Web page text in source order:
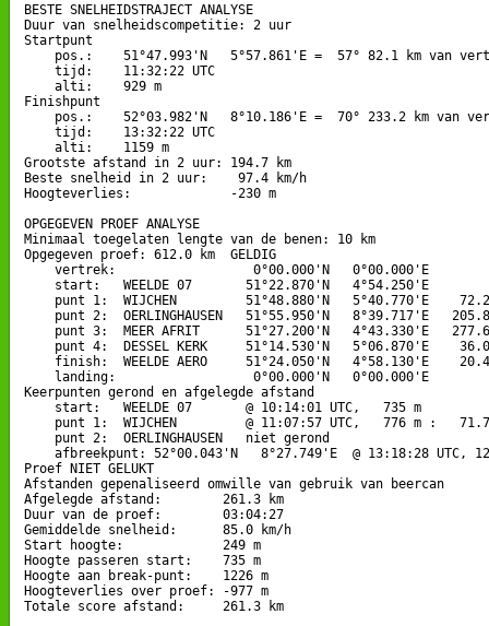
BESTE SNELHEIDSTRAJECT ANALYSE
Duur van snelheidscompetitie: 2 uur
Startpunt
pos.:    51°47.993'N   5°57.861'E =  57° 82.1 km van
    tijd:    11:32:22 UTC
    alti:    929 m
Finishpunt
pos.:    52°03.982'N   8°10.186'E =  70° 233.2 km van
    tijd:    13:32:22 UTC
    alti:    1159 m
Grootste afstand in 2 uur: 194.7 km
Beste snelheid in 2 uur:    97.4 km/h
Hoogteverlies:             -230 m
OPGEGEVEN PROEF ANALYSE
Minimaal toegelaten lengte van de benen: 10 km
Opgegeven proef: 612.0 km  GELDIG
    vertrek:                  0°00.000'N   0°00.000'E
    start:   WEELDE 07       51°22.870'N   4°54.250'E
punt 1:  WIJCHEN         51°48.880'N   5°40.770'E
punt 2:  OERLINGHAUSEN   51°55.950'N   8°39.717'E
punt 3:  MEER AFRIT      51°27.200'N   4°43.330'E
punt 4:  DESSEL KERK     51°14.530'N   5°06.870'E
finish:  WEELDE AERO     51°24.050'N   4°58.130'E
    landing:                  0°00.000'N   0°00.000'E
Keerpunten gerond en afgelegde afstand
    start:   WEELDE 07       @ 10:14:01 UTC,   735 m
punt 1:  WIJCHEN         @ 11:07:57 UTC,   776 m :
    punt 2:  OERLINGHAUSEN   niet gerond
afbreekpunt: 52°00.043'N   8°27.749'E  @ 13:18:28 UTC,
Proef NIET GELUKT
Afstanden gepenaliseerd omwille van gebruik van beercan
Afgelegde afstand:        261.3 km
Duur van de proef:        03:04:27
Gemiddelde snelheid:      85.0 km/h
Start hoogte:             249 m
Hoogte passeren start:    735 m
Hoogte aan break-punt:    1226 m
Hoogteverlies over proef: -977 m
Totale score afstand:     261.3 km